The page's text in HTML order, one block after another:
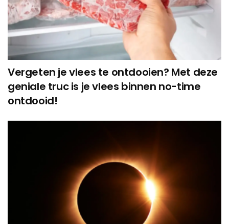
Vergeten je vlees te ontdooien? Met deze
geniale truc is je vlees binnen no-time
ontdooid!